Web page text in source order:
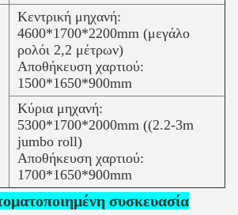
Κεντρική μηχανή:
4600*1700*2200mm (μεγάλο
ρολόι 2,2 μέτρων)
Αποθήκευση χαρτιού:
1500*1650*900mm
Κύρια μηχανή:
5300*1700*2000mm ((2.2-3m
jumbo roll)
Αποθήκευση χαρτιού:
1700*1650*900mm
συσκευασία